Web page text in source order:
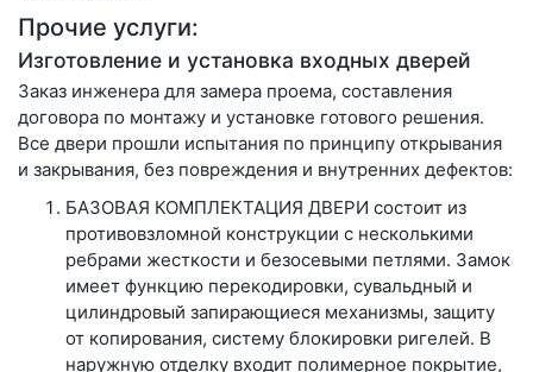
Прочие услуги:
Изготовление и установка входных дверей
Заказ инженера для замера проема, составления
договора по монтажу и установке готового решения.
Все двери прошли испытания по принципу открывания
и закрывания, без повреждения и внутренних дефектов:
БАЗОВАЯ КОМПЛЕКТАЦИЯ ДВЕРИ состоит из
противовзломной конструкции с несколькими
ребрами жесткости и безосевыми петлями. Замок
имеет функцию перекодировки, сувальдный и
цилиндровый запирающиеся механизмы, защиту
от копирования, систему блокировки ригелей. В
наружную отделку входит полимерное покрытие,